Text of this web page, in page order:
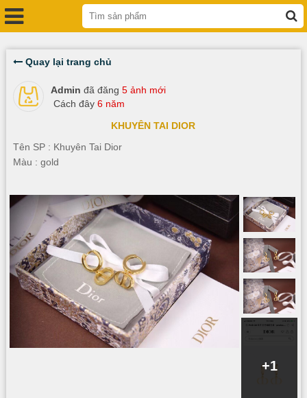
Quay lại trang chủ
Admin đã đăng 5 ảnh mới
Cách đây 6 năm
KHUYÊN TAI DIOR
Tên SP : Khuyên Tai Dior
Màu : gold
+1